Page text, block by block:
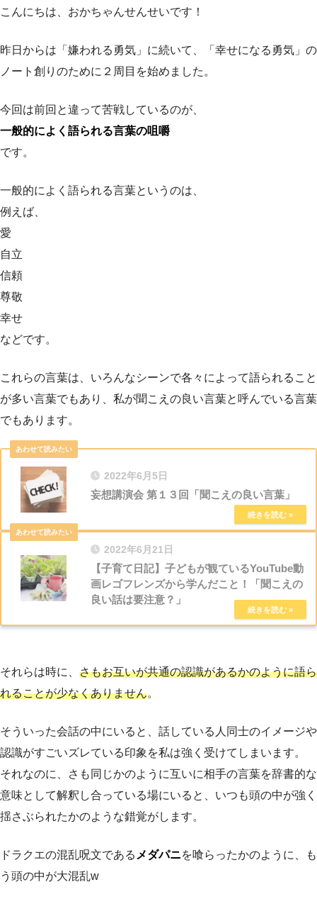
こんにちは、おかちゃんせんせいです！
昨日からは「嫌われる勇気」に続いて、「幸せになる勇気」の
ノート創りのために２周目を始めました。
今回は前回と違って苦戦しているのが、
一般的によく語られる言葉の咀嚼
です。
一般的によく語られる言葉というのは、
例えば、
愛
自立
信頼
尊敬
幸せ
などです。
これらの言葉は、いろんなシーンで各々によって語られること
が多い言葉でもあり、私が聞こえの良い言葉と呼んでいる言葉
でもあります。
2022年6月5日
妄想講演会 第１３回「聞こえの良い言葉」
2022年6月21日
【子育て日記】子どもが観ているYouTube動
画レゴフレンズから学んだこと！「聞こえの
良い話は要注意？」
それらは時に、 さもお互いが共通の認識があるかのように語ら
れることが少なくありません。
そういった会話の中にいると、話している人同士のイメージや
認識がすごいズレている印象を私は強く受けてしまいます。
それなのに、さも同じかのように互いに相手の言葉を辞書的な
意味として解釈し合っている場にいると、いつも頭の中が強く
揺さぶられたかのような錯覚がします。
ドラクエの混乱呪文である メダパニを喰らったかのように、も
う頭の中が大混乱w